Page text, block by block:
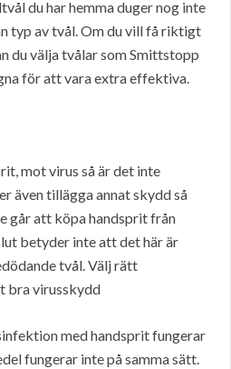
du har hemma duger nog inte
typ av tvål. Om du vill få riktigt
du välja tvålar som Smittstopp
för att vara extra effektiva.
mot virus så är det inte
även tillägga annat skydd så
går att köpa handsprit från
betyder inte att det här är
tvål. Välj rätt
bra virusskydd
med handsprit fungerar
fungerar inte på samma sätt.